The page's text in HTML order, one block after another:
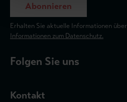
Abonnieren
Erhalten Sie aktuelle Informationen
Informationen zum Datenschutz.
Folgen Sie uns
Kontakt